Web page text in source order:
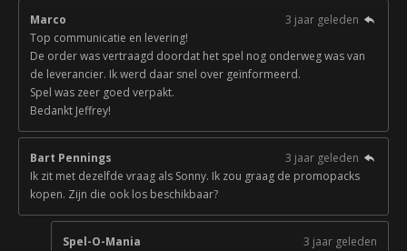
Marco
3 jaar geleden
Top communicatie en levering!
De order was vertraagd doordat het spel nog onderweg was van
de leverancier. Ik werd daar snel over geïnformeerd.
Spel was zeer goed verpakt.
Bedankt Jeffrey!
Bart Pennings
3 jaar geleden
Ik zit met dezelfde vraag als Sonny. Ik zou graag de promopacks
kopen. Zijn die ook los beschikbaar?
Spel-O-Mania
3 jaar geleden